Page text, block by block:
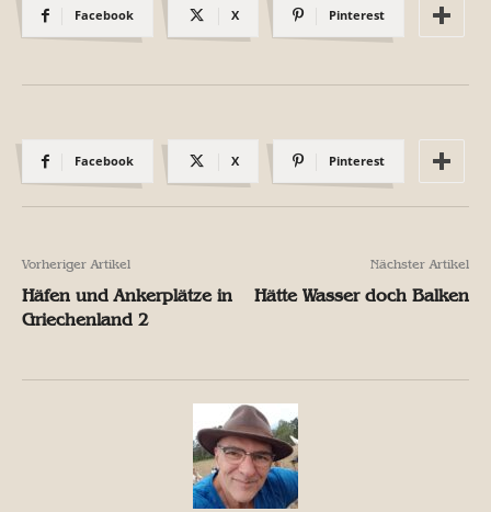
Facebook X Pinterest
Facebook X Pinterest
Vorheriger Artikel
Häfen und Ankerplätze in
Griechenland 2
Nächster Artikel
Hätte Wasser doch Balken